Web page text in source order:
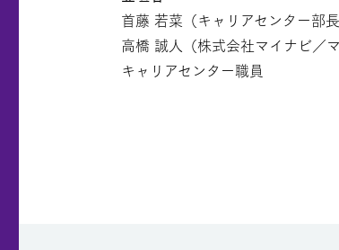
首藤 若菜（キャリアセンター部
高橋 誠人（株式会社マイナビ／
キャリアセンター職員